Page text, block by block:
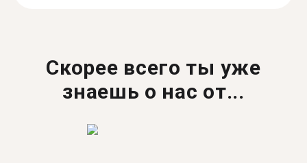
Скорее всего ты уже
знаешь о нас от...